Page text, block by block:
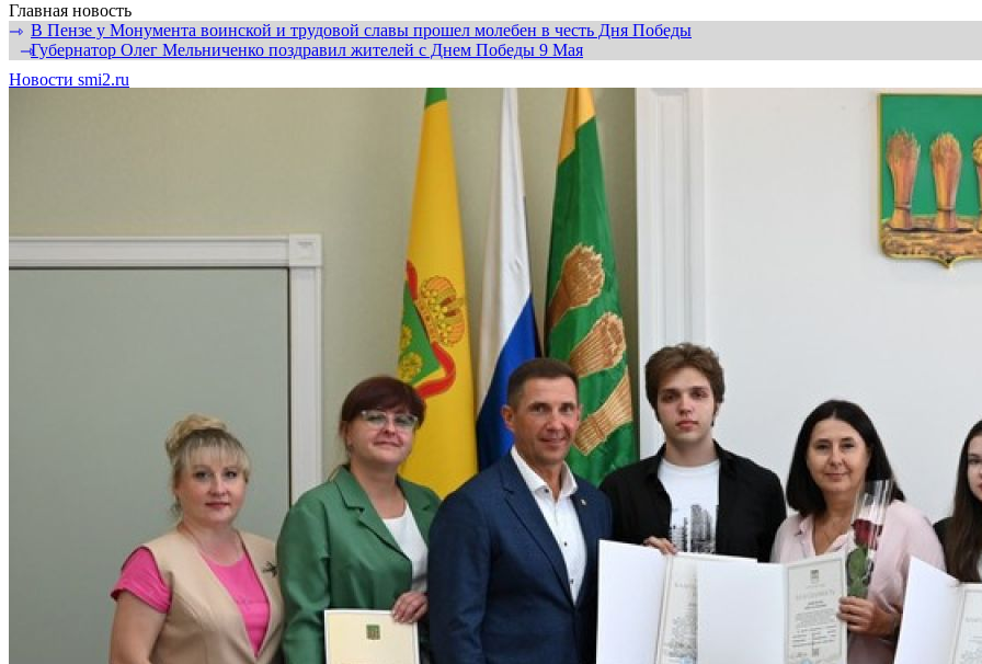
Главная новость
⇾ В Пензе у Монумента воинской и трудовой славы прошел молебен в честь Дня Победы
⇾Губернатор Олег Мельниченко поздравил жителей с Днем Победы 9 Мая
Новости smi2.ru